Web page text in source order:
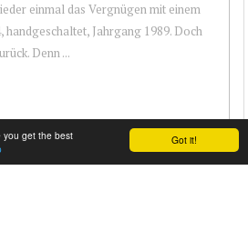
Got it!
you get the best
einmal das Vergnügen mit einem
handgeschaltet, Jahrgang 1989. Doch
Denn ...